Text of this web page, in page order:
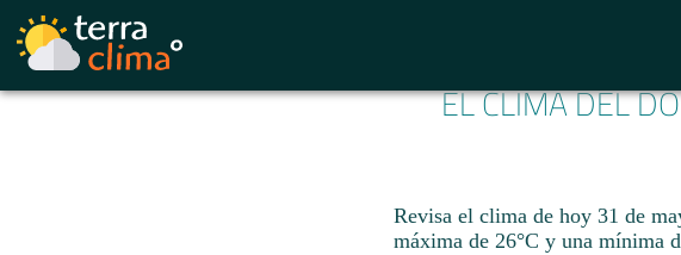
EL CLIMA DEL
Revisa el clima de hoy 31 de
máxima de 26°C y una mínima